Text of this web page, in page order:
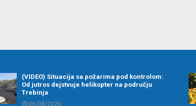
(VIDEO) Situacija sa požarima pod kontrolom:
Od jutros dejstvuje helikopter na području
Trebinja
06/08/2026